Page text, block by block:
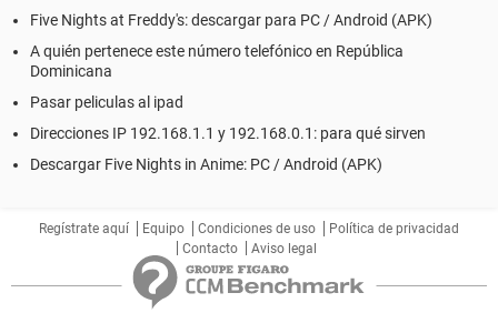
Five Nights at Freddy's: descargar para PC / Android (APK)
A quién pertenece este número telefónico en República
Dominicana
Pasar peliculas al ipad
Direcciones IP 192.168.1.1 y 192.168.0.1: para qué sirven
Descargar Five Nights in Anime: PC / Android (APK)
Regístrate aquí Equipo Condiciones de uso
Política de privacidad
Contacto
Aviso legal